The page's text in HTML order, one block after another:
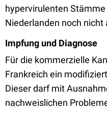
hypervirulenten
Niederlanden noch nicht
Impfung und Diagnose
Für die kommerzielle
Frankreich ein
Dieser darfmit
nachweislichen